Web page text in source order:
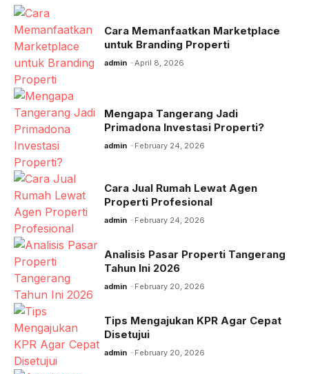
o
o
k
p
p
m
n
k
Cara Memanfaatkan Marketplace
untuk Branding Properti
admin April 8, 2026
Mengapa Tangerang Jadi
Primadona Investasi Properti?
admin February 24, 2026
Cara Jual Rumah Lewat Agen
Properti Profesional
admin February 24, 2026
Analisis Pasar Properti Tangerang
Tahun Ini 2026
admin February 20, 2026
Tips Mengajukan KPR Agar Cepat
Disetujui
admin February 20, 2026